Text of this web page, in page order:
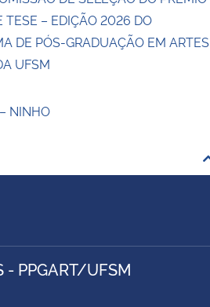
TESE – EDIÇÃO 2026 DO
DE PÓS-GRADUAÇÃO EM ARTES
UFSM
NINHO
- PPGART/UFSM